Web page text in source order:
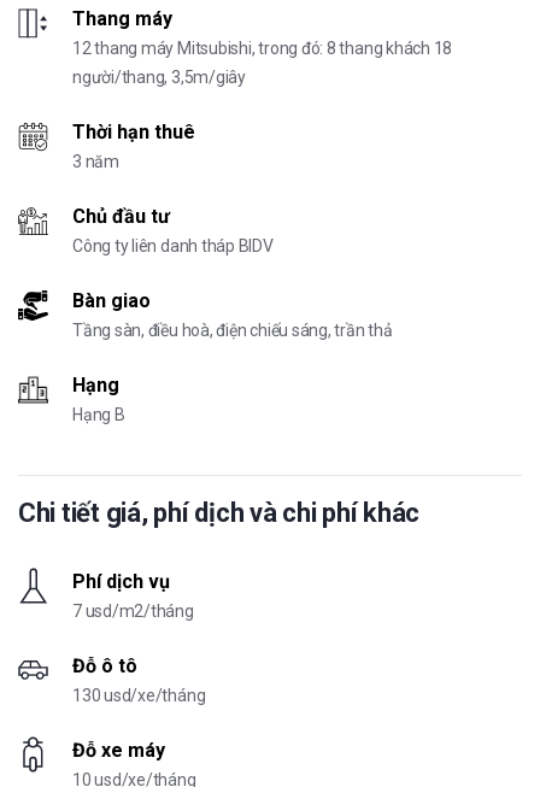
Thang máy
12 thang máy Mitsubishi, trong đó: 8 thang khách 18
người/thang, 3,5m/giây
Thời hạn thuê
3 năm
Chủ đầu tư
Công ty liên danh tháp BIDV
Bàn giao
Tầng sàn, điều hoà, điện chiếu sáng, trần thả
Hạng
Hạng B
Chi tiết giá, phí dịch và chi phí khác
Phí dịch vụ
7 usd/m2/tháng
Đỗ ô tô
130 usd/xe/tháng
Đỗ xe máy
10 usd/xe/tháng